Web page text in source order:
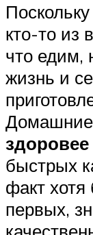
кто-то из
что едим,
жизнь и
быстрых
факт
первых,